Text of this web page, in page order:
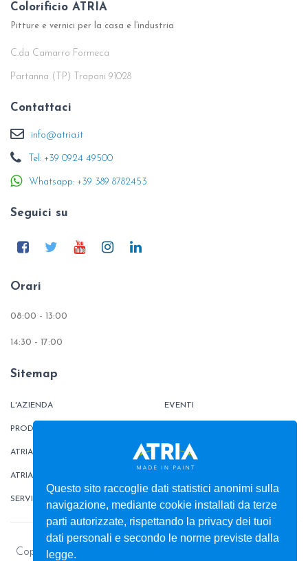
Questo sito raccoglie dati statistici anonimi sulla
navigazione, mediante cookie installati da terze
parti autorizzate, rispettando la privacy dei tuoi
dati personali e secondo le norme previste dalla
legge.
Colorificio ATRIA
Pitture e vernici per la casa e l’industria
C.da Camarro Formeca
Partanna (TP) Trapani 91028
Contattaci
info@atria.it
Tel: +39 0924 49500
Whatsapp: +39 389 8782453
Seguici su
Orari
08:00 - 13:00
14:30 - 17:00
Sitemap
L'AZIENDA
PRODOTTI
ATRIATHERMIKA
ATRIAFLOOR
SERVIZI
EVENTI
CONTATTI
BOX
Copyright © 2026 - Colorificio ATRIA S.r.l. - Pitture e vernici